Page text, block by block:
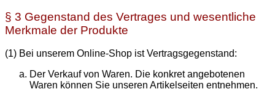
§ 3 Gegenstand des Vertrages und wesentliche
Merkmale der Produkte
(1) Bei unserem Online-Shop ist Vertragsgegenstand:
Der Verkauf von Waren. Die konkret angebotenen
Waren können Sie unseren Artikelseiten entnehmen.